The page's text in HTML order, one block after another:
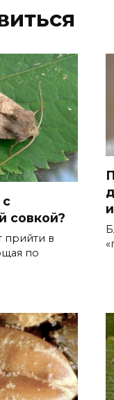
с
совкой?
прийти в
по